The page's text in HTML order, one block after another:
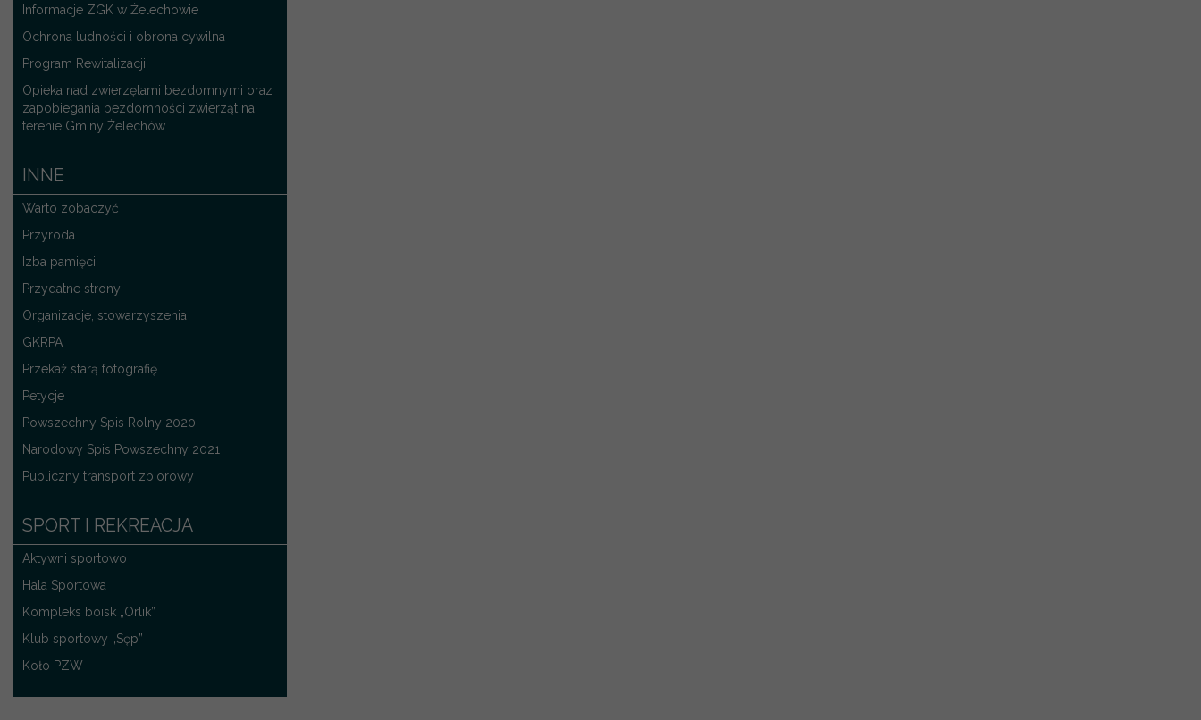
Informacje ZGK w Żelechowie
Ochrona ludności i obrona cywilna
Program Rewitalizacji
Opieka nad zwierzętami bezdomnymi oraz
zapobiegania bezdomności zwierząt na
terenie Gminy Żelechów
INNE
Warto zobaczyć
Przyroda
Izba pamięci
Przydatne strony
Organizacje, stowarzyszenia
GKRPA
Przekaż starą fotografię
Petycje
Powszechny Spis Rolny 2020
Narodowy Spis Powszechny 2021
Publiczny transport zbiorowy
SPORT I REKREACJA
Aktywni sportowo
Hala Sportowa
Kompleks boisk „Orlik”
Klub sportowy „Sęp”
Koło PZW